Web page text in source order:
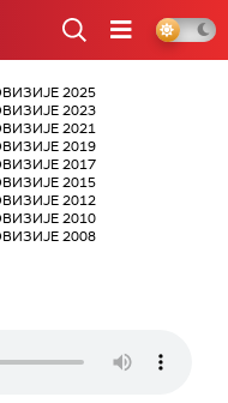
2025
2023
2021
2019
2017
2015
2012
2010
2008